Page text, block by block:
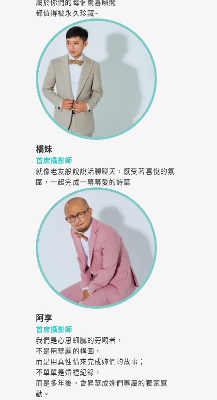
屬於你們的每個驚喜瞬間
都值得被永久珍藏~
橋妹
首席攝影師
就像老友般說說話聊聊天，感受著喜悅的氛
圍，一起完成一幕幕愛的詩篇
阿享
首席攝影師
我們是心思細膩的旁觀者，
不是用華麗的構圖，
而是用真性情來完成妳們的故事；
不單單是婚禮紀錄，
而是多年後，會昇華成妳們專屬的獨家感
動。